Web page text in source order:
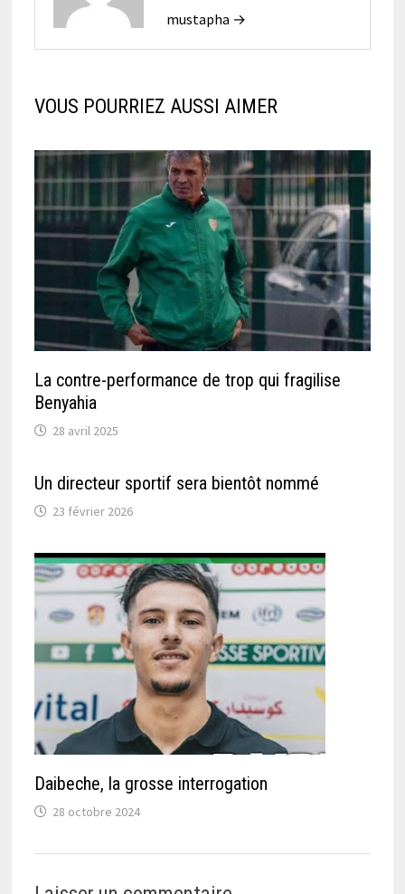
mustapha →
VOUS POURRIEZ AUSSI AIMER
La contre-performance de trop qui fragilise
Benyahia
28 avril 2025
Un directeur sportif sera bientôt nommé
23 février 2026
Daibeche, la grosse interrogation
28 octobre 2024